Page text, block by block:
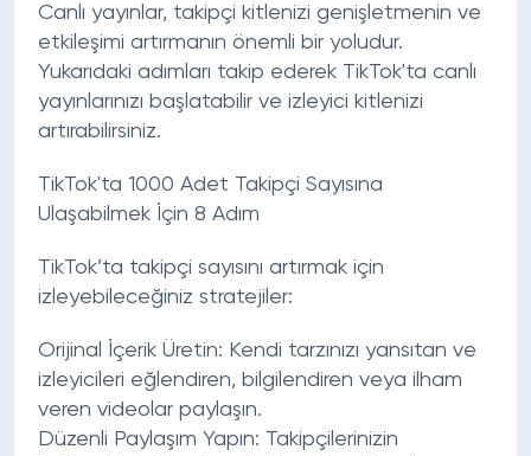
Canlı yayınlar, takipçi kitlenizi genişletmenin ve
etkileşimi artırmanın önemli bir yoludur.
Yukarıdaki adımları takip ederek TikTok'ta canlı
yayınlarınızı başlatabilir ve izleyici kitlenizi
artırabilirsiniz.
TikTok'ta 1000 Adet Takipçi Sayısına
Ulaşabilmek İçin 8 Adım
TikTok’ta takipçi sayısını artırmak için
izleyebileceğiniz stratejiler:
Orijinal İçerik Üretin: Kendi tarzınızı yansıtan ve
izleyicileri eğlendiren, bilgilendiren veya ilham
veren videolar paylaşın.
Düzenli Paylaşım Yapın: Takipçilerinizin